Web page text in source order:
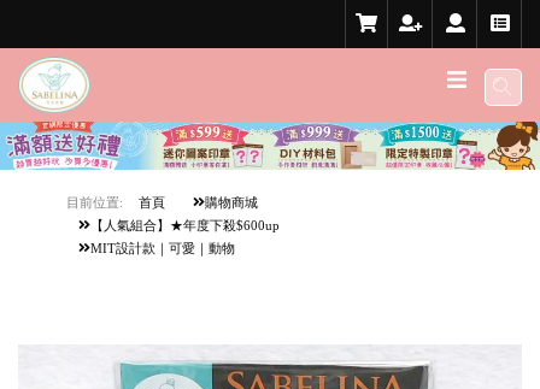
目前位置: 首頁
購物商城
【人氣組合】★年度下殺$600up
MIT設計款｜可愛｜動物